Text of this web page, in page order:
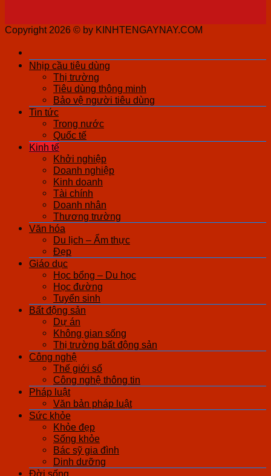
Copyright 2026 © by KINHTENGAYNAY.COM
Nhịp cầu tiêu dùng
Thị trường
Tiêu dùng thông minh
Bảo vệ người tiêu dùng
Tin tức
Trong nước
Quốc tế
Kinh tế
Khởi nghiệp
Doanh nghiệp
Kinh doanh
Tài chính
Doanh nhân
Thương trường
Văn hóa
Du lịch – Ẩm thực
Đẹp
Giáo dục
Học bổng – Du học
Học đường
Tuyển sinh
Bất động sản
Dự án
Không gian sống
Thị trường bất động sản
Công nghệ
Thế giới số
Công nghệ thông tin
Pháp luật
Văn bản pháp luật
Sức khỏe
Khỏe đẹp
Sống khỏe
Bác sỹ gia đình
Dinh dưỡng
Đời sống